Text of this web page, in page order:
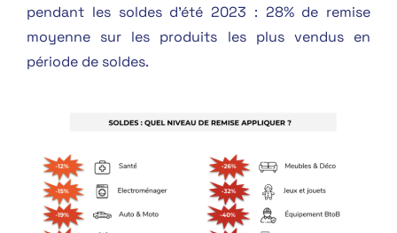
pendant les soldes d’été 2023 : 28% de remise
moyenne sur les produits les plus vendus en
période de soldes.